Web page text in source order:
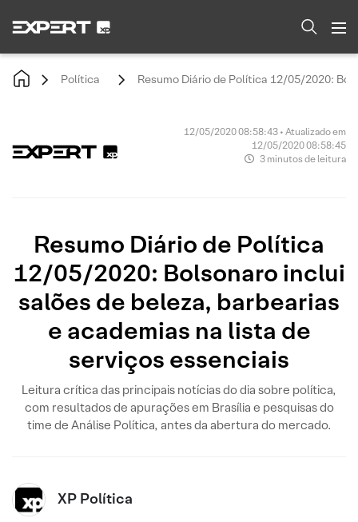
Política Resumo Diário de Política 12/05/2020:
12/05/2020 08:58:43 • Atualizado em
12/05/2020 08:58:45
3 minutos de leitura
Resumo Diário de Política
12/05/2020: Bolsonaro inclui
salões de beleza, barbearias
e academias na lista de
serviços essenciais
Leitura crítica das principais notícias do dia sobre política,
com resultados de apurações em Brasília e pesquisas do
time de Análise Política, antes da abertura do mercado.
XP Política